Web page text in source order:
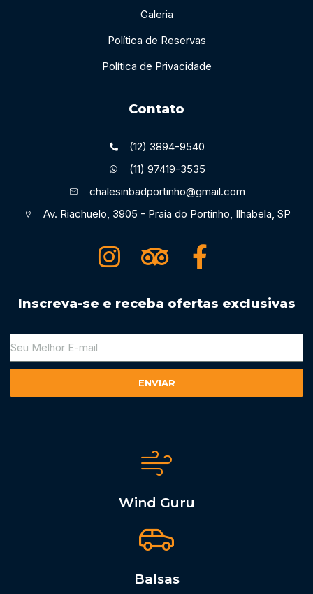
Galeria
Política de Reservas
Política de Privacidade
Contato
(12) 3894-9540
(11) 97419-3535
chalesinbadportinho@gmail.com
Av. Riachuelo, 3905 - Praia do Portinho, Ilhabela, SP
Inscreva-se e receba ofertas exclusivas
ENVIAR
Wind Guru
Balsas